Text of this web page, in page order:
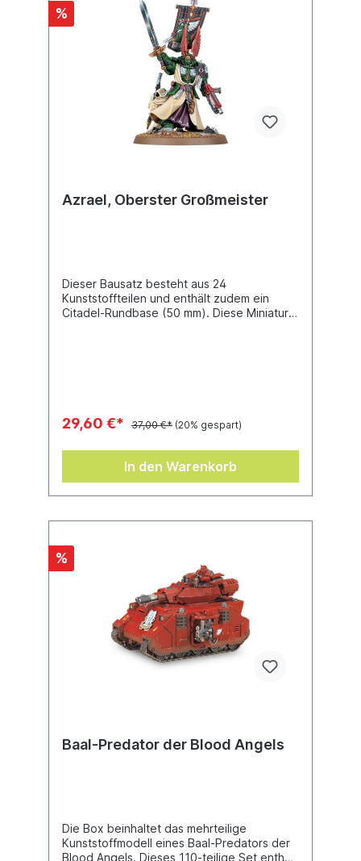
%
Azrael, Oberster Großmeister
Dieser Bausatz besteht aus 24
Kunststoffteilen und enthält zudem ein
Citadel-Rundbase (50 mm). Diese Miniatur
29,60 €* 37,00 €* (20% gespart)
In den Warenkorb
%
Baal-Predator der Blood Angels
Die Box beinhaltet das mehrteilige
Kunststoffmodell eines Baal-Predators der
Blood Angels. Dieses 110-teilige Set enthält